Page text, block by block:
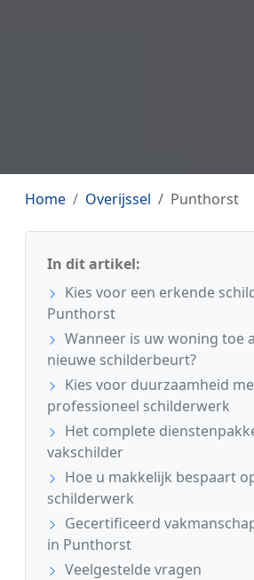
Home Overijssel Punthorst
In dit artikel:
Kies voor een erkende
Punthorst
Wanneer is uw woning toe
nieuwe schilderbeurt?
Kies voor duurzaamheid
professioneel schilderwerk
Het complete
vakschilder
Hoe u makkelijk bespaart
schilderwerk
Gecertificeerd
in Punthorst
Veelgestelde vragen